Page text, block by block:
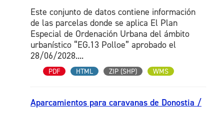
Este conjunto de datos contiene información
de las parcelas donde se aplica El Plan
Especial de Ordenación Urbana del ámbito
urbanístico “EG.13 Polloe” aprobado el
28/06/2028....
PDF HTML ZIP (SHP) WMS
Aparcamientos para caravanas de Donostia /